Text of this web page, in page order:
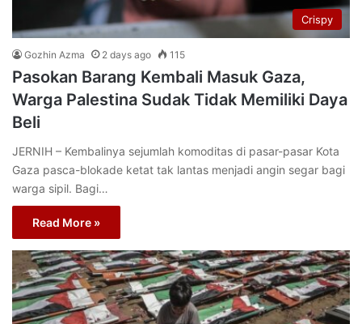
Crispy
Gozhin Azma 2 days ago 115
Pasokan Barang Kembali Masuk Gaza,
Warga Palestina Sudak Tidak Memiliki Daya
Beli
JERNIH – Kembalinya sejumlah komoditas di pasar-pasar Kota
Gaza pasca-blokade ketat tak lantas menjadi angin segar bagi
warga sipil. Bagi…
Read More »